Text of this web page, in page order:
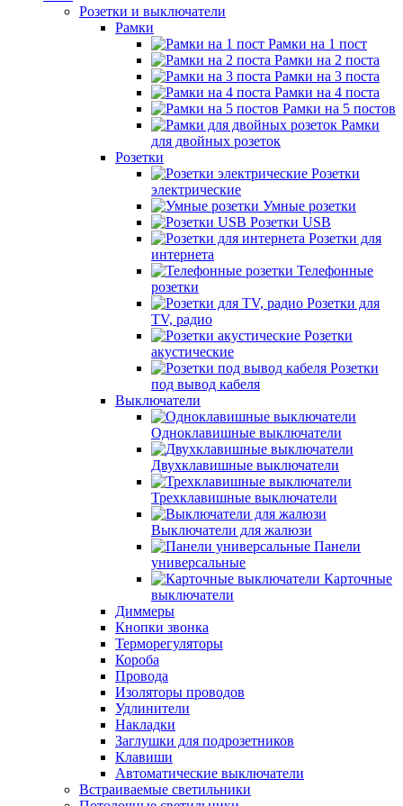
Розетки и выключатели
Рамки
Рамки на 1 пост
Рамки на 2 поста
Рамки на 3 поста
Рамки на 4 поста
Рамки на 5 постов
Рамки
для двойных розеток
Розетки
Розетки
электрические
Умные розетки
Розетки USB
Розетки для
интернета
Телефонные
розетки
Розетки для
TV, радио
Розетки
акустические
Розетки
под вывод кабеля
Выключатели
Одноклавишные выключатели
Двухклавишные выключатели
Трехклавишные выключатели
Выключатели для жалюзи
Панели
универсальные
Карточные
выключатели
Диммеры
Кнопки звонка
Терморегуляторы
Короба
Провода
Изоляторы проводов
Удлинители
Накладки
Заглушки для подрозетников
Клавиши
Автоматические выключатели
Встраиваемые светильники